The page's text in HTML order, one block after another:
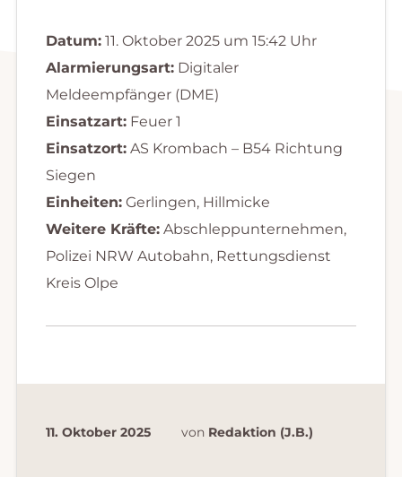
Datum:11. Oktober 2025 um 15:42 Uhr
Alarmierungsart:Digitaler
Meldeempfänger (DME)
Einsatzart:Feuer 1
Einsatzort:AS Krombach – B54 Richtung
Siegen
Einheiten:Gerlingen, Hillmicke
Weitere Kräfte:Abschleppunternehmen,
Polizei NRW Autobahn, Rettungsdienst
Kreis Olpe
11. Oktober 2025 von Redaktion (J.B.)